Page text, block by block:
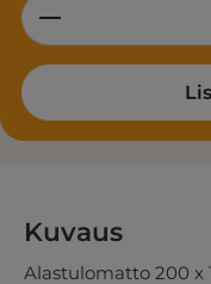
Product
Kuvaus
Alastulomatto 200 x